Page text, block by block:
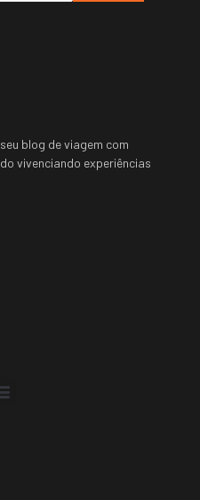
blog de viagem com
vivenciando experiências